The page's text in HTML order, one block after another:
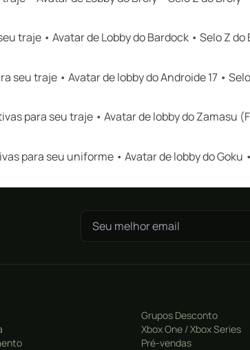
traje • Avatar de Lobby do Bardock • Selo Z do
traje • Avatar de lobby do Androide 17 •
para seu traje • Avatar de lobby do Zamasu
para seu uniforme • Avatar de lobby do Goku
Grupos Desconto
Xbox One / Xbox Series
Pré-vendas